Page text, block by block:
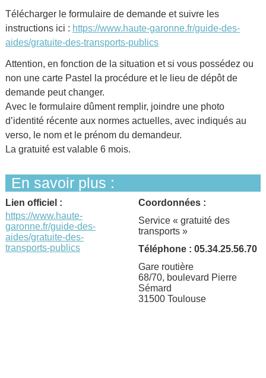
Télécharger le formulaire de demande et suivre les
instructions ici : https://www.haute-garonne.fr/guide-des-
aides/gratuite-des-transports-publics
Attention, en fonction de la situation et si vous possédez ou
non une carte Pastel la procédure et le lieu de dépôt de
demande peut changer.
Avec le formulaire dûment remplir, joindre une photo
d’identité récente aux normes actuelles, avec indiqués au
verso, le nom et le prénom du demandeur.
La gratuité est valable 6 mois.
En savoir plus :
Lien officiel :
https://www.haute-
garonne.fr/guide-des-
aides/gratuite-des-
transports-publics
Coordonnées :
Service « gratuité des
transports »
Téléphone : 05.34.25.56.70
Gare routière
68/70, boulevard Pierre
Sémard
31500 Toulouse